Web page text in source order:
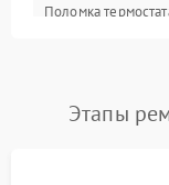
Поломка
Поломка системы
Этапы